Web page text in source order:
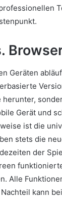
Geräten
Gerät und
ist die
stets die
der
Alle
kann